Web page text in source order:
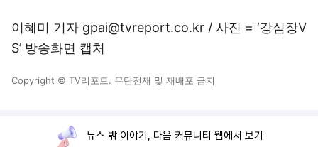
이혜미 기자 gpai@tvreport.co.kr / 사진 = ‘강심장V
S’ 방송화면 캡처
Copyright © TV리포트. 무단전재 및 재배포 금지
뉴스 밖 이야기, 다음 커뮤니티 웹에서 보기